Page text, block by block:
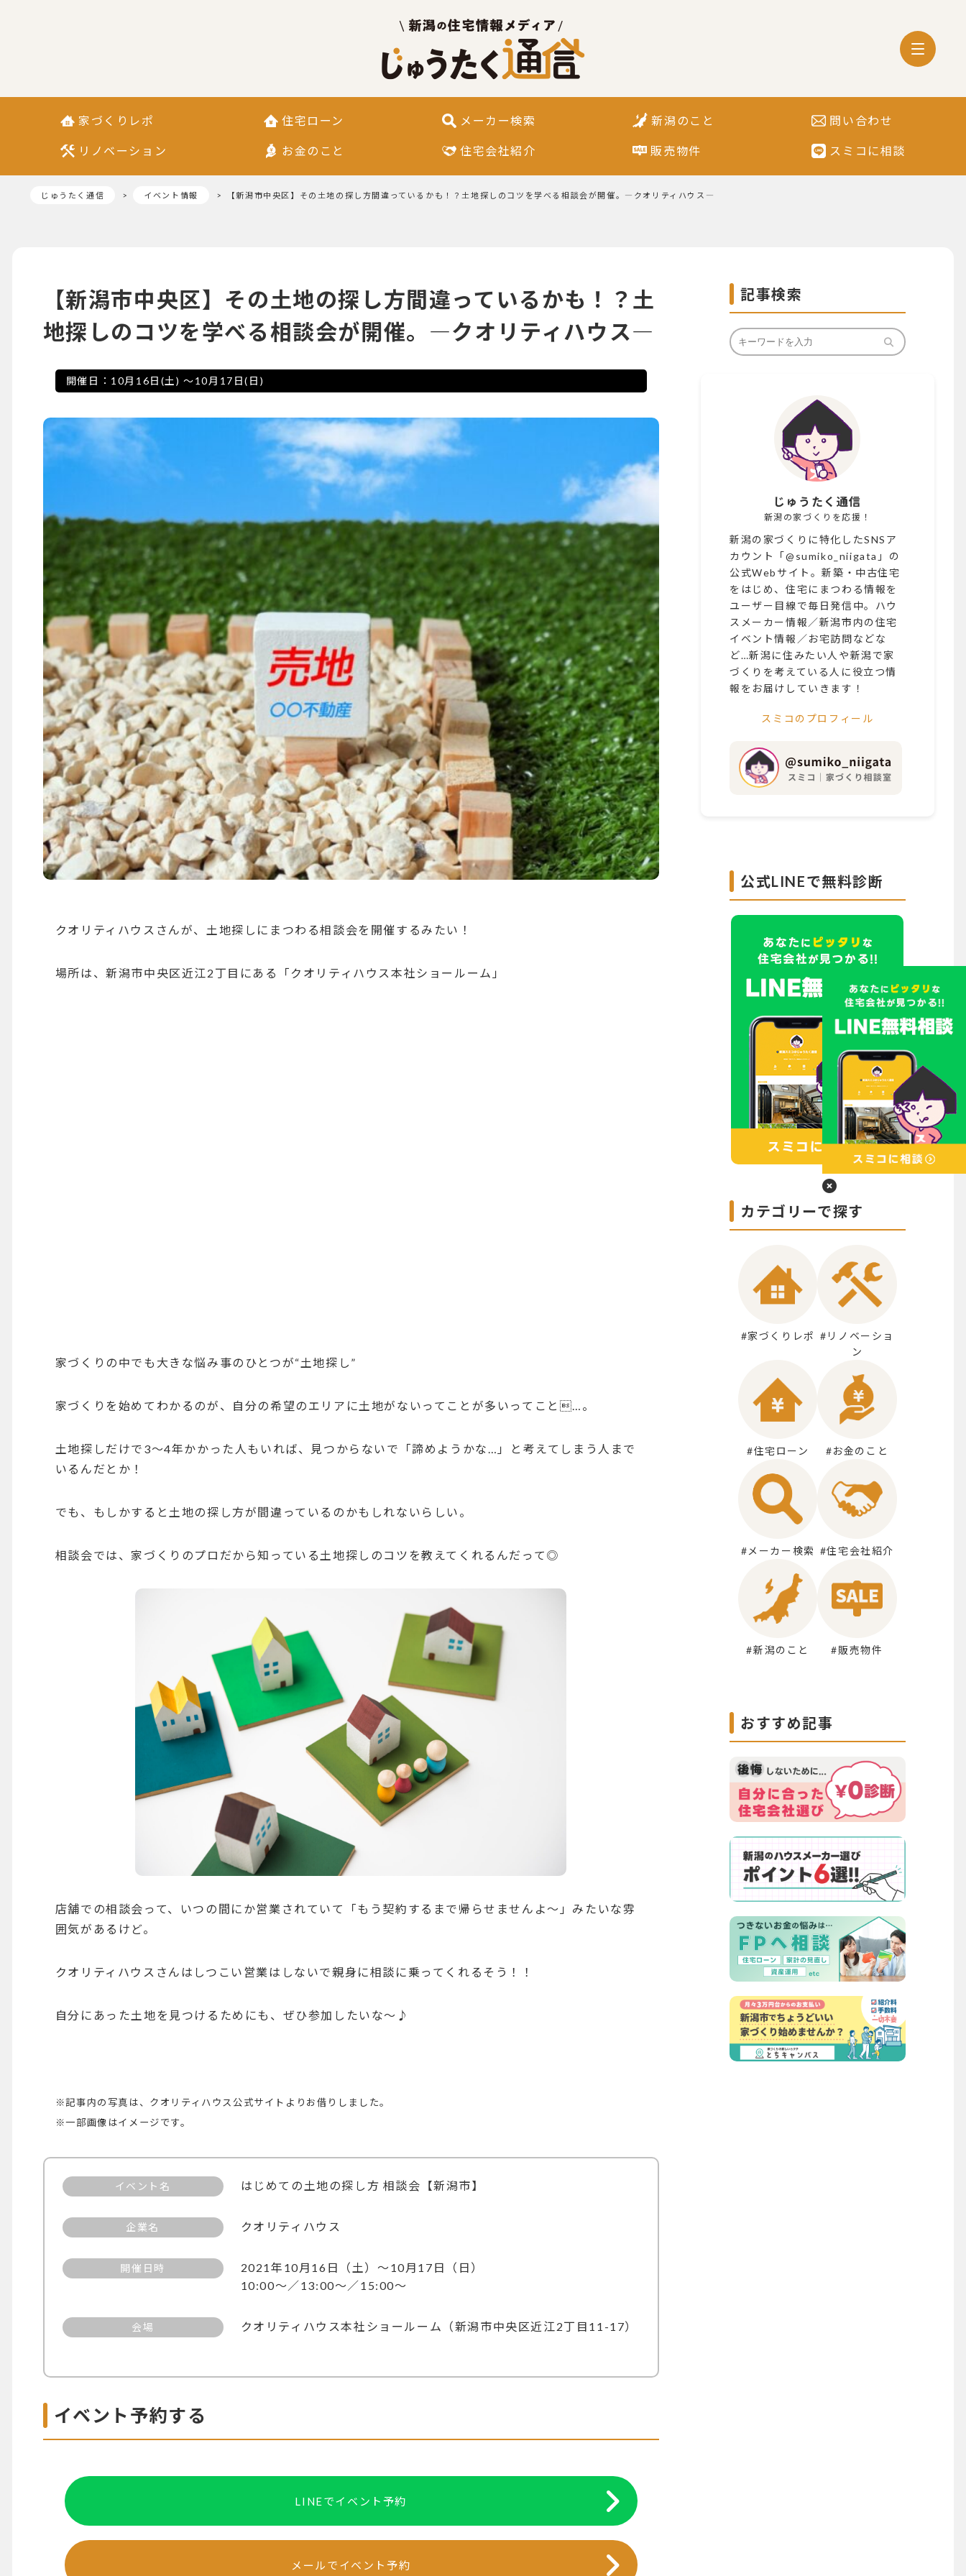
家づくりレポ
リノベーション
住宅ローン
お金のこと
メーカー検索
住宅会社紹介
新潟のこと
販売物件
問い合わせ
スミコに相談
じゅうたく通信 イベント情報 【新潟市中央区】その土地の探し方間違っているかも！？土地探しのコツを学べる相談会が開催。―クオリティハウス―
【新潟市中央区】その土地の探し方間違っているかも！？土
地探しのコツを学べる相談会が開催。―クオリティハウス―
開催日： 10月16日(土) ～10月17日(日)
クオリティハウスさんが、土地探しにまつわる相談会を開催するみたい！
場所は、新潟市中央区近江2丁目にある「クオリティハウス本社ショールーム」
家づくりの中でも大きな悩み事のひとつが“土地探し”
家づくりを始めてわかるのが、自分の希望のエリアに土地がないってことが多いってこと…。
土地探しだけで3〜4年かかった人もいれば、見つからないで「諦めようかな…」と考えてしまう人まで
いるんだとか！
でも、もしかすると土地の探し方が間違っているのかもしれないらしい。
相談会では、家づくりのプロだから知っている土地探しのコツを教えてくれるんだって◎
店舗での相談会って、いつの間にか営業されていて「もう契約するまで帰らせませんよ〜」みたいな雰
囲気があるけど。
クオリティハウスさんはしつこい営業はしないで親身に相談に乗ってくれるそう！！
自分にあった土地を見つけるためにも、ぜひ参加したいな〜♪
※記事内の写真は、クオリティハウス公式サイトよりお借りしました。
※一部画像はイメージです。
イベント名 はじめての土地の探し方 相談会【新潟市】
企業名 クオリティハウス
開催日時
2021年10月16日（土）〜10月17日（日）
10:00～／13:00～／15:00～
会場 クオリティハウス本社ショールーム（新潟市中央区近江2丁目11-17）
イベント予約する
LINEでイベント予約
メールでイベント予約
記事検索
じゅうたく通信
新潟の家づくりを応援！
新潟の家づくりに特化したSNSア
カウント「@sumiko_niigata」の
公式Webサイト。新築・中古住宅
をはじめ、住宅にまつわる情報を
ユーザー目線で毎日発信中。ハウ
スメーカー情報／新潟市内の住宅
イベント情報／お宅訪問などな
ど…新潟に住みたい人や新潟で家
づくりを考えている人に役立つ情
報をお届けしていきます！
スミコのプロフィール
公式LINEで無料診断
カテゴリーで探す
#家づくりレポ #リノベーショ
ン
#住宅ローン #お金のこと
#メーカー検索 #住宅会社紹介
#新潟のこと #販売物件
おすすめ記事